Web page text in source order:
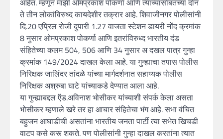
आहेत. म्हणून माझी ओमप्रकाश पोकर्णा आणि त्यांच्यासोबतच्या दोन
ते तीन लोकांविरुध्द कायदेशीर तक्रार आहे. शिवाजीनगर पोलीसांनी
दि.20 एप्रिल रोजी दुपारी 1.27 वाजता स्टेशन डायरी नोंद क्रमांक
8 नुसार ओमप्रकाश पोकर्णा आणि इतरांविरुध्द भारतीय दंड
संहितेच्या कलम 504, 506 आणि 34 नुसार अ दखल पात्र गुन्हा
क्रमांक 149/2024 दाखल केला आहे. या गुन्ह्याचा तपास पोलीस
निरिक्षक जालिंदर तांदळे यांच्या मार्गदर्शनात सहाय्यक पोलीस
निरिक्षक अश्रुबा घाटे यांच्याकडे देण्यात आला आहे.
या गुन्ह्याबद्दल ऍड.अविनाश भोसीकर यांच्याशी संपर्क केला असता
भोसीकर म्हणाले खरे तर हा आचार संहितेचा भंग आहे. सभा वंचित
बहुजन आघाडीची असतांना भारतीय जनता पार्टी त्या सभेत खिचडी
वाटप कसे करू शकते. पण पोलीसांनी गुन्हा दाखल करतांना त्यात